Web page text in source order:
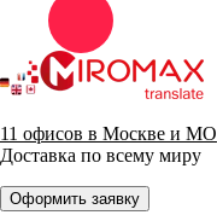
11 офисов в Москве и МО
Доставка по всему миру
Оформить заявку